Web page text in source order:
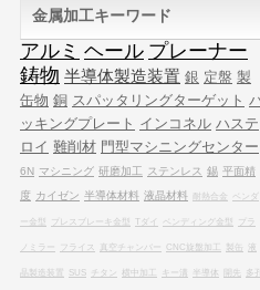
金属加工キーワード
アルミ ヘール プレーナー
鋳物 半導体製造装置 銀 定盤 製
缶物 銅 スパッタリングターゲット
ッキングプレート インコネル ハステ
ロイ 難削材 門型マシニングセンター
6N マシニング 研磨加工 ステンレス 錫 平面精
度 カイゼン 半導体材料 液晶材料 耐熱合金 ベンダ
ー金型 プレスブレーキ金型 Tダイ ベンディング金型 プラ
ノミラー フライス 真空チャンバー CNC旋盤加工 製缶 液
晶製造装置 SUS チタン 横中加工 キー溝 半導体 開先 多